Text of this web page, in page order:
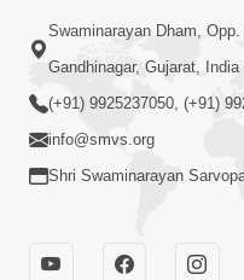
Swaminarayan Dham,
Gandhinagar, Gujarat, India
(+91) 9925237050, (+91)
info@smvs.org
Shri Swaminarayan